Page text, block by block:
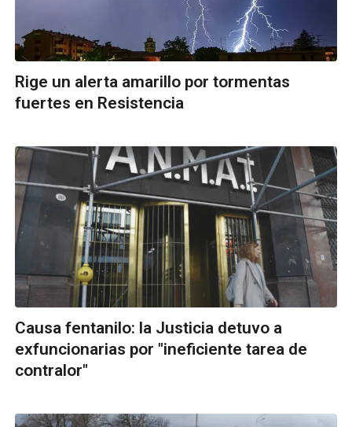
Rige un alerta amarillo por tormentas
fuertes en Resistencia
Causa fentanilo: la Justicia detuvo a
exfuncionarias por "ineficiente tarea de
contralor"